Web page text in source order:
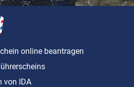
online beantragen
von IDA